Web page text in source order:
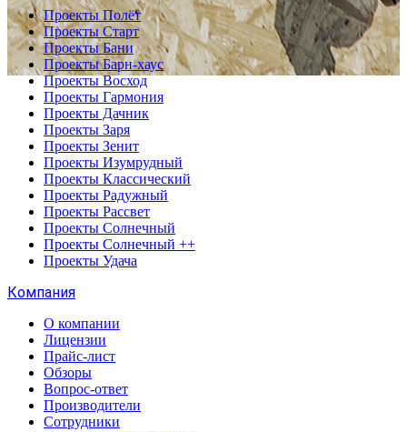
Проекты Полёт
Проекты Старт
Проекты Бани
Проекты Барн-хаус
Проекты Восход
Проекты Гармония
Проекты Дачник
Проекты Заря
Проекты Зенит
Проекты Изумрудный
Проекты Классический
Проекты Радужный
Проекты Рассвет
Проекты Солнечный
Проекты Солнечный ++
Проекты Удача
Компания
О компании
Лицензии
Прайс-лист
Обзоры
Вопрос-ответ
Производители
Сотрудники